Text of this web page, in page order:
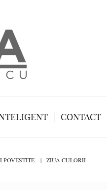
CONTACT
POVESTITE ZIUA CULORII